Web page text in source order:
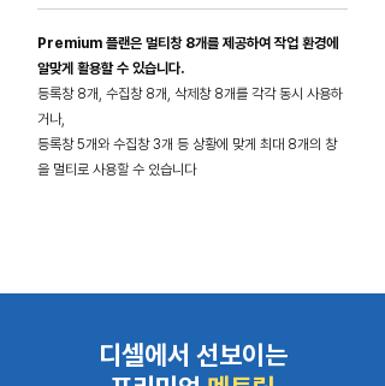
Premium 플랜은 멀티창 8개를 제공하여 작업 환경에
알맞게 활용할 수 있습니다.
등록창 8개, 수집창 8개, 삭제창 8개를 각각 동시 사용하
거나,
등록창 5개와 수집창 3개 등 상황에 맞게 최대 8개의 창
을 멀티로 사용할 수 있습니다
디셀에서 선보이는